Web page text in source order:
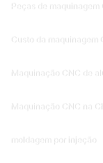
Peças de
Custo da maquinagem
Maquinação CNC de
Maquinação CNC na
moldagem por injeção